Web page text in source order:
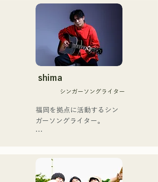
もゴールデンブザーを獲得
した、ノボせもんなべの応
援歌「ゴールデンブザー」
や、アメリカ留学時代の心
友とコライトした本格的カ
ントリーソング「Life Goes
それらの楽曲を揃えた自身
初のフルアルバム「ONE
2025.12.31にリリースし、
iTunesカントリーアルバム
て」、FBS「福岡く
ん。」、「発見らくちゃ
ユニット
コロナ禍に入り、音楽で山
口県を盛り上げたいという
思いからユニットを始動。
当初は動画配信サイトでの
活動のみだったが、2020年
12月より、山口県の地元イ
地元音楽イベントやライブ
ハウスを中心にパフォーマ
ンスをしている。
shima
シンガーソングライター
福岡を拠点に活動するシン
ガーソングライター。
ードの繊細さを併せ持つ楽